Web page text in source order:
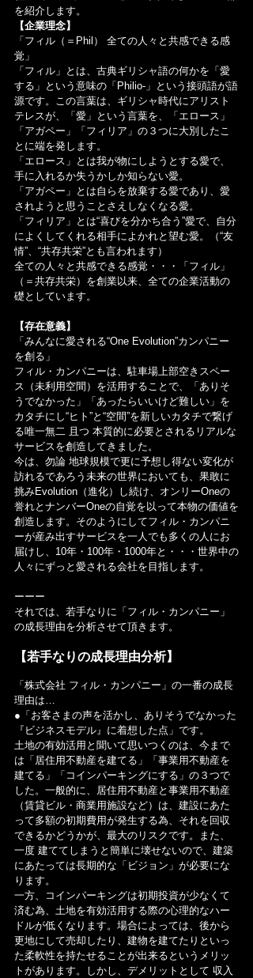
を紹介します。
【企業理念】
「フィル（＝Phil） 全ての人々と共感できる感
覚」
「フィル」とは、古典ギリシャ語の何かを「愛
する」という意味の「Philio-」という接頭語が語
源です。この言葉は、ギリシャ時代にアリスト
テレスが、「愛」という言葉を、「エロース」
「アガペー」「フィリア」の３つに大別したこ
とに端を発します。
「エロース」とは我が物にしようとする愛で、
手に入れるか失うかしか知らない愛。
「アガペー」とは自らを放棄する愛であり、愛
されようと思うことさえしなくなる愛。
「フィリア」とは“喜びを分かち合う”愛で、自分
によくしてくれる相手によかれと望む愛。（“友
情”、“共存共栄”とも言われます）
全ての人々と共感できる感覚・・・「フィル」
（＝共存共栄）を創業以来、全ての企業活動の
礎としています。
【存在意義】
「みんなに愛される“One Evolution”カンパニー
を創る」
フィル・カンパニーは、駐車場上部空きスペー
ス（未利用空間）を活用することで、「ありそ
うでなかった」「あったらいいけど難しい」を
カタチにし“ヒト”と“空間”を新しいカタチで繋げ
る唯一無二 且つ 本質的に必要とされるリアルな
サービスを創造してきました。
今は、勿論 地球規模で更に予想し得ない変化が
訪れるであろう未来の世界においても、果敢に
挑みEvolution（進化）し続け、オンリーOneの
誉れとナンバーOneの自覚を以って本物の価値を
創造します。そのようにしてフィル・カンパニ
ーが産み出すサービスを一人でも多くの人にお
届けし、10年・100年・1000年と・・・世界中の
人々にずっと愛される会社を目指します。
ーーー
それでは、若手なりに「フィル・カンパニー」
の成長理由を分析させて頂きます。
【若手なりの成長理由分析】
「株式会社 フィル・カンパニー」の一番の成長
理由は…
●「お客さまの声を活かし、ありそうでなかった
『ビジネスモデル』に着想した点」です。
土地の有効活用と聞いて思いつくのは、今まで
は「居住用不動産を建てる」「事業用不動産を
建てる」「コインパーキングにする」の３つで
した。一般的に、居住用不動産と事業用不動産
（賃貸ビル・商業用施設など）は、建設にあた
って多額の初期費用が発生する為、それを回収
できるかどうかが、最大のリスクです。また、
一度 建ててしまうと簡単に壊せないので、建築
にあたっては長期的な「ビジョン」が必要にな
ります。
一方、コインパーキングは初期投資が少なくて
済む為、土地を有効活用する際の心理的なハー
ドルが低くなります。場合によっては、後から
更地にして売却したり、建物を建てたりといっ
た柔軟性を持たせることが出来るというメリッ
トがあります。しかし、デメリットとして 収入